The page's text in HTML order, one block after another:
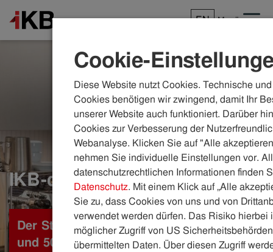
EN Menü
IKB-dual fix plus
Der Stromtarif mit fixem Energiepreis
und 50 % Sommer-Vorteil
Cookie-
Diese Website nutzt Cookies. Technische
Cookies benötigen wir zwingend, damit Ihr
unserer Website auch funktioniert. Darüber
Cookies zur Verbesserung der
Webanalyse. Klicken Sie auf "Alle
nehmen Sie individuelle Einstellungen vor.
datenschutzrechtlichen Informationen finden
Datenschutz. Mit einem Klick auf „Alle
Sie zu, dass Cookies von uns und von
verwendet werden dürfen. Das Risiko hierbei
möglicher Zugriff von US
übermittelten Daten. Über diesen Zugriff